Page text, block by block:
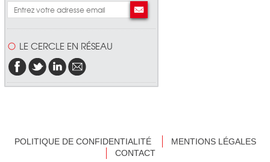
LE CERCLE EN RÉSEAU
POLITIQUE DE CONFIDENTIALITÉ
MENTIONS LÉGALES
CONTACT